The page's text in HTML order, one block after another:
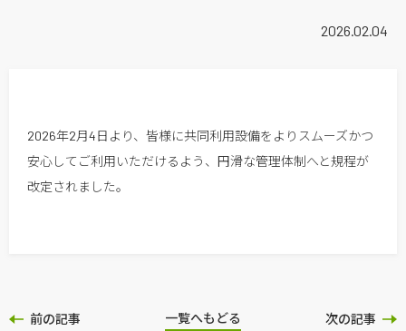
2026.02.04
2026年2月4日より、皆様に共同利用設備をよりスムーズかつ
安心してご利用いただけるよう、円滑な管理体制へと規程が
改定されました。
前の記事 次の記事
一覧へもどる